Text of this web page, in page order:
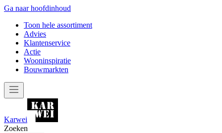
Ga naar hoofdinhoud
Toon hele assortiment
Advies
Klantenservice
Actie
Wooninspiratie
Bouwmarkten
Karwei
Zoeken